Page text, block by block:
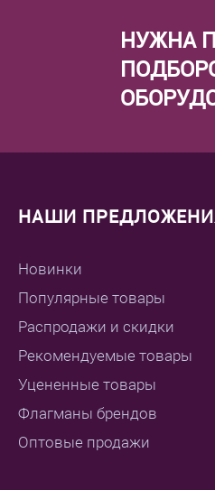
НУЖНА
НАШИ
Новинки
Популярные товары
Распродажи и скидки
Рекомендуемые товары
Уцененные товары
Флагманы брендов
Оптовые продажи